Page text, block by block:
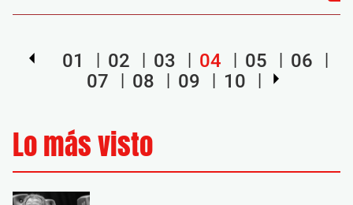
01 02 03 04 05
06
07
08 09 10
Lo más visto